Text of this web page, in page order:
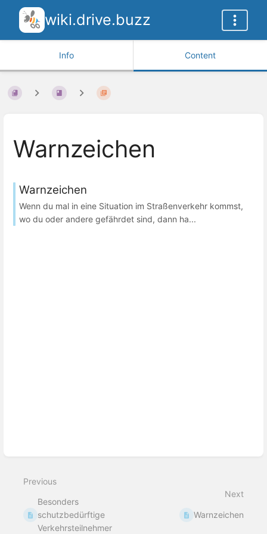
wiki.drive.buzz
Info Content
Warnzeichen
Warnzeichen
Wenn du mal in eine Situation im Straßenverkehr kommst,
wo du oder andere gefährdet sind, dann ha...
Previous
Besonders
schutzbedürftige
Verkehrsteilnehmer
Next
Warnzeichen